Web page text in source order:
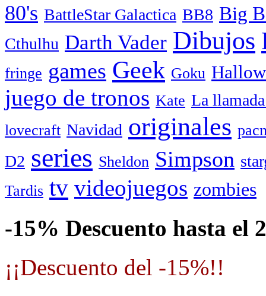
80's BattleStar Galactica BB8 Big
Cthulhu Darth Vader Dibujos
fringe games Geek Goku
juego de tronos Kate La
lovecraft Navidad originales
D2 series Sheldon Simpson
Tardis tv videojuegos zombies
-15% Descuento hasta el
¡¡Descuento del -15%!!